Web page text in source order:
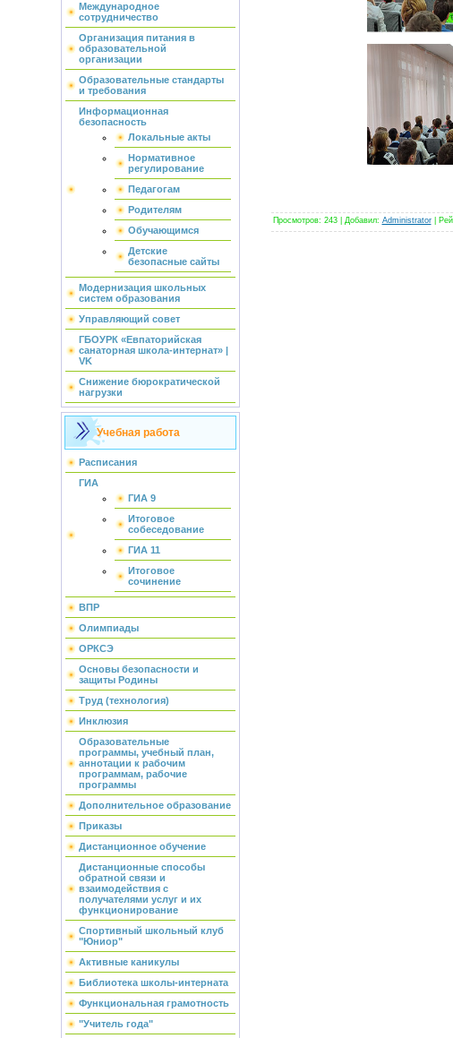
Международное
сотрудничество
Организация питания в
образовательной
организации
Образовательные стандарты
и требования
Информационная
безопасность
Локальные акты
Нормативное
регулирование
Педагогам
Родителям
Обучающимся
Детские
безопасные сайты
Модернизация школьных
систем образования
Управляющий совет
ГБОУРК «Евпаторийская
санаторная школа-интернат» |
VK
Снижение бюрократической
нагрузки
Учебная работа
Расписания
ГИА
ГИА 9
Итоговое
собеседование
ГИА 11
Итоговое
сочинение
ВПР
Олимпиады
ОРКСЭ
Основы безопасности и
защиты Родины
Труд (технология)
Инклюзия
Образовательные
программы, учебный план,
аннотации к рабочим
программам, рабочие
программы
Дополнительное образование
Приказы
Дистанционное обучение
Дистанционные способы
обратной связи и
взаимодействия с
получателями услуг и их
функционирование
Спортивный школьный клуб
"Юниор"
Активные каникулы
Библиотека школы-интерната
Функциональная грамотность
"Учитель года"
Просмотров: 243| Добавил: Administrator